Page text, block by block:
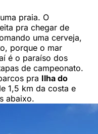
praia. O
pra chegar de
uma cerveja,
porque o mar
é o paraíso dos
de campeonato.
pra Ilha do
1,5 km da costa e
abaixo.